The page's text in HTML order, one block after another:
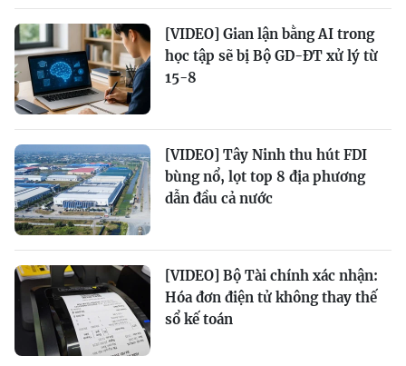
[VIDEO] Gian lận bằng AI trong
học tập sẽ bị Bộ GD-ĐT xử lý từ
15-8
[VIDEO] Tây Ninh thu hút FDI
bùng nổ, lọt top 8 địa phương
dẫn đầu cả nước
[VIDEO] Bộ Tài chính xác nhận:
Hóa đơn điện tử không thay thế
sổ kế toán